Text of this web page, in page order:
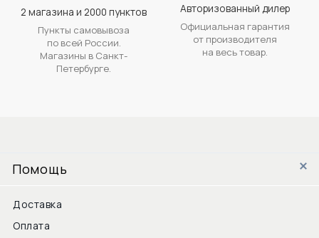
2 магазина и 2000 пунктов
Пункты самовывоза
по всей России.
Магазины в Санкт-
Петербурге.
Авторизованный дилер
Официальная гарантия
от производителя
на весь товар.
Помощь
Доставка
Оплата